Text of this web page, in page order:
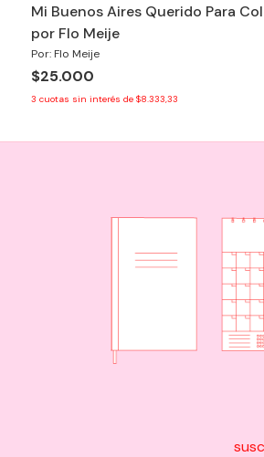
Mi Buenos Aires Querido Para
por Flo Meije
Por: Flo Meije
$25.000
3 cuotas sin interés de $8.333,33